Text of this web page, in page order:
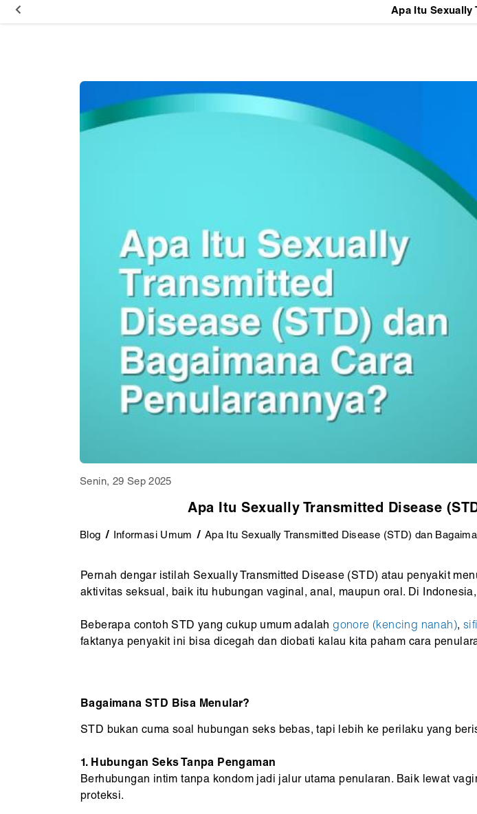
Senin, 29 Sep 2025
Apa Itu Sexually Transmitted Disease
Blog Informasi Umum Apa Itu Sexually Transmitted Disease (STD) dan
Pernah dengar istilah Sexually Transmitted Disease (STD) atau penyakit
aktivitas seksual, baik itu hubungan vaginal, anal, maupun oral. Di
Beberapa contoh STD yang cukup umum adalah gonore (kencing nanah),
faktanya penyakit ini bisa dicegah dan diobati kalau kita paham cara
Bagaimana STD Bisa Menular?
STD bukan cuma soal hubungan seks bebas, tapi lebih ke perilaku yang
1. Hubungan Seks Tanpa Pengaman
Berhubungan intim tanpa kondom jadi jalur utama penularan. Baik lewat
proteksi.